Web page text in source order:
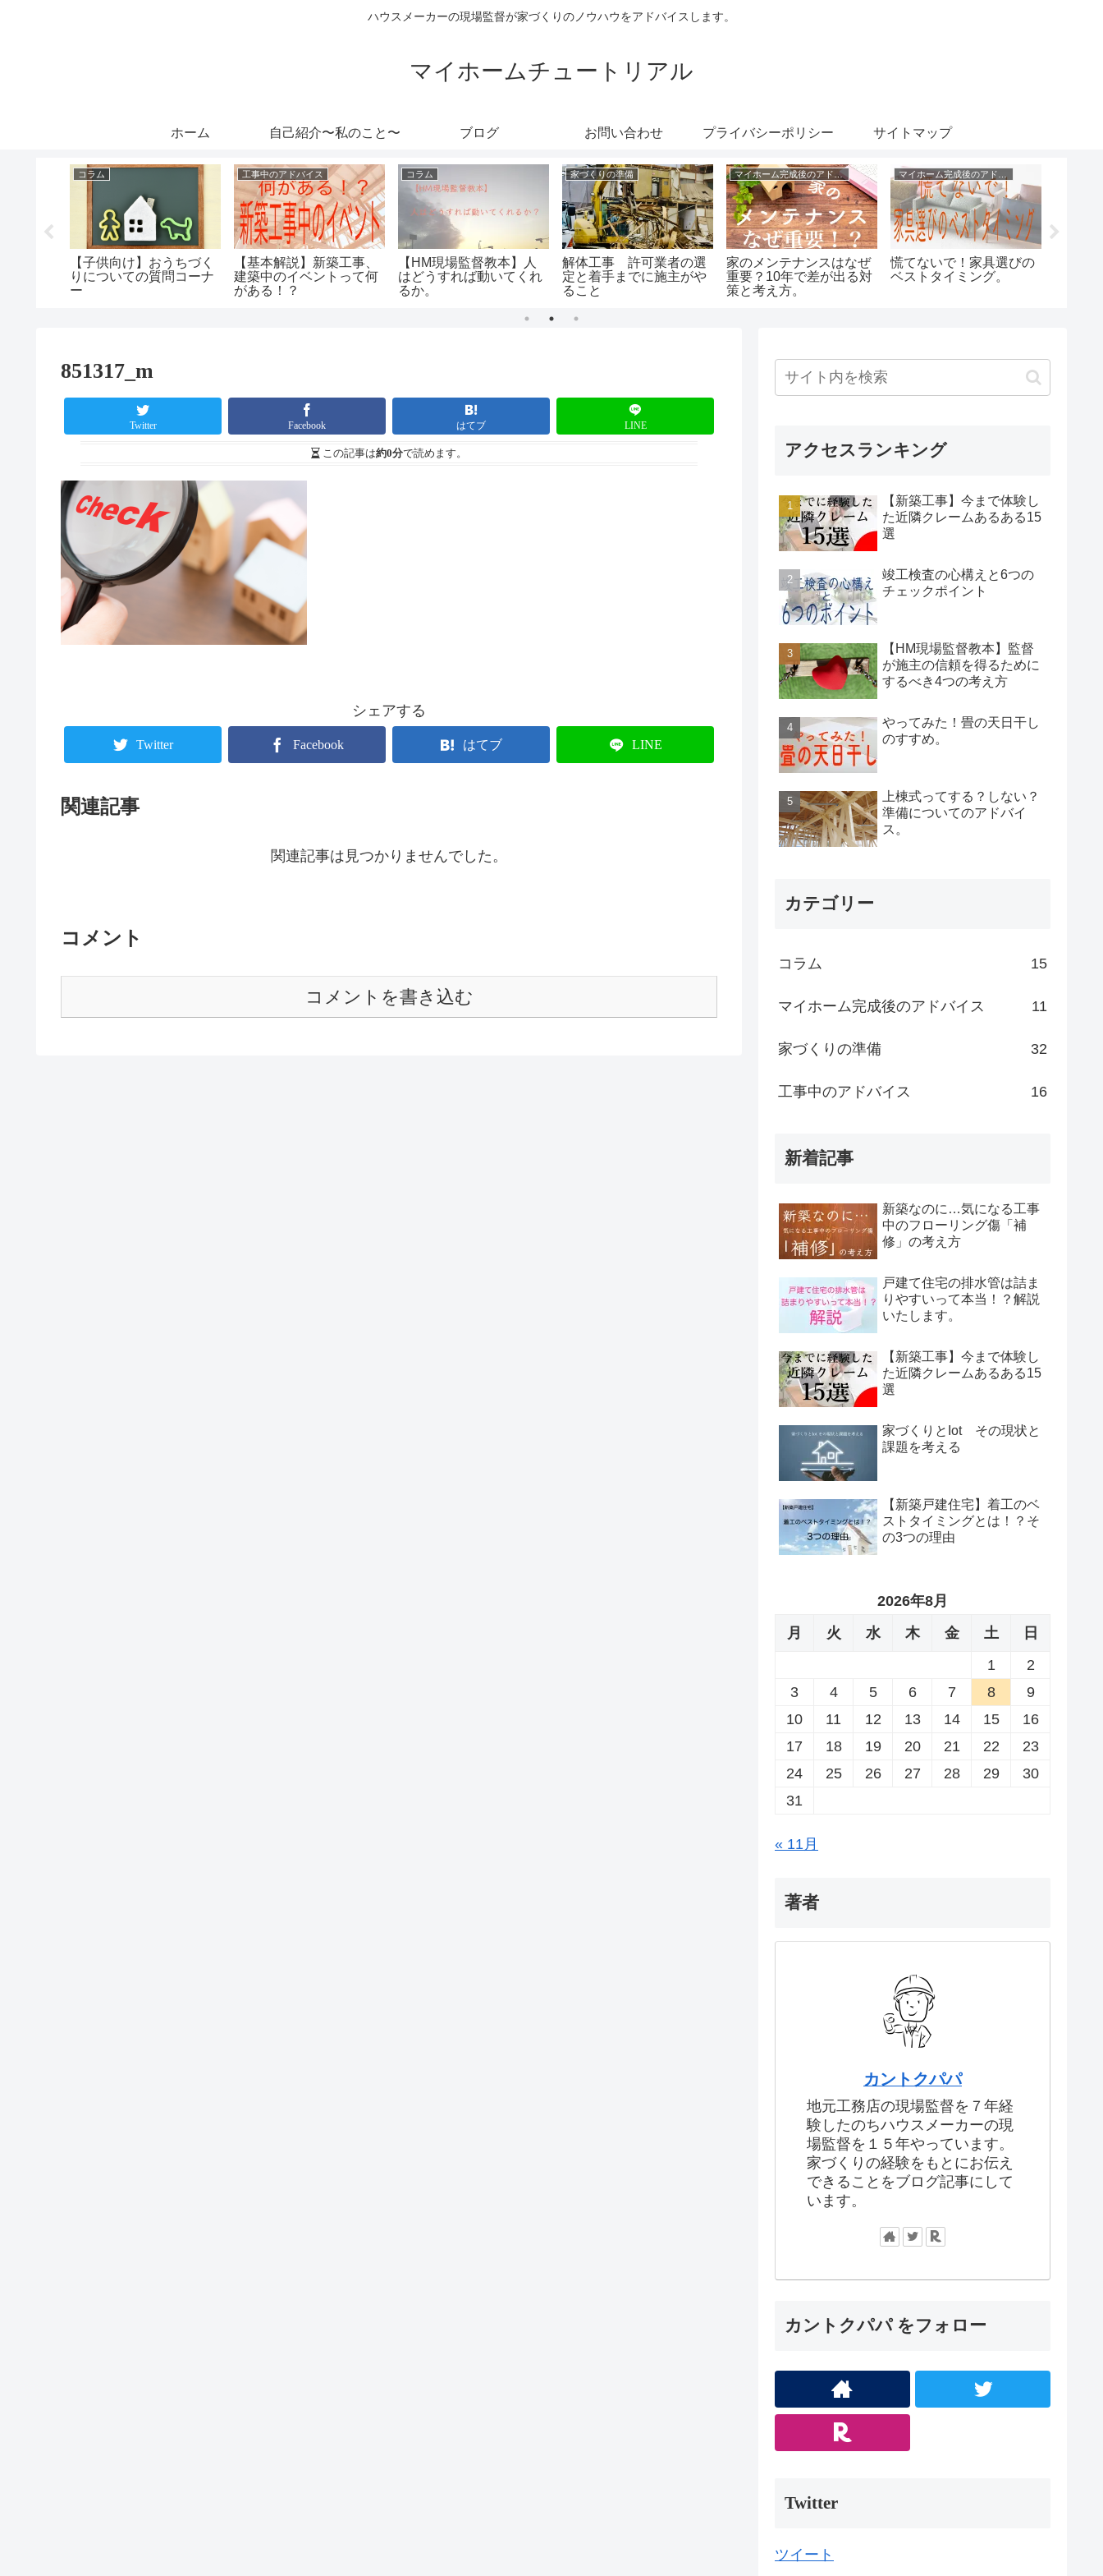
ハウスメーカーの現場監督が家づくりのノウハウをアドバイスします。
マイホームチュートリアル
ホーム 自己紹介〜私のこと〜 ブログ お問い合わせ プライバシーポリシー サイトマップ
コラム
【子供向け】おうちづく
りについての質問コーナ
ー
工事中のアドバイス
【基本解説】新築工事、
建築中のイベントって何
がある！？
コラム
【HM現場監督教本】人
はどうすれば動いてくれ
るか。
家づくりの準備
解体工事 許可業者の選
定と着手までに施主がや
ること
マイホーム完成後のアドバイス
家のメンテナンスはなぜ
重要？10年で差が出る対
策と考え方。
マイホーム完成後のアドバイス
慌てないで！家具選びの
ベストタイミング。
851317_m
Twitter Facebook はてブ LINE
この記事は約0分で読めます。
シェアする
Twitter Facebook はてブ LINE
関連記事
関連記事は見つかりませんでした。
コメント
コメントを書き込む
アクセスランキング
【新築工事】今まで体験し
た近隣クレームあるある15
選
竣工検査の心構えと6つの
チェックポイント
【HM現場監督教本】監督
が施主の信頼を得るために
するべき4つの考え方
やってみた！畳の天日干し
のすすめ。
上棟式ってする？しない？
準備についてのアドバイ
ス。
カテゴリー
コラム 15
マイホーム完成後のアドバイス 11
家づくりの準備 32
工事中のアドバイス 16
新着記事
新築なのに…気になる工事
中のフローリング傷「補
修」の考え方
戸建て住宅の排水管は詰ま
りやすいって本当！？解説
いたします。
【新築工事】今まで体験し
た近隣クレームあるある15
選
家づくりとIot その現状と
課題を考える
【新築戸建住宅】着工のベ
ストタイミングとは！？そ
の3つの理由
2026年8月
月
火 水 木 金 土
日
1
2
3
4 5 6 7 8
9
10
11 12 13 14 15
16
17
18 19 20 21 22
23
24
25 26 27 28 29
30
31
« 11月
著者
カントクパパ
地元工務店の現場監督を７年経
験したのちハウスメーカーの現
場監督を１５年やっています。
家づくりの経験をもとにお伝え
できることをブログ記事にして
います。
カントクパパ をフォロー
Twitter
ツイート